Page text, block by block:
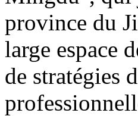
province du
large espace
de stratégies